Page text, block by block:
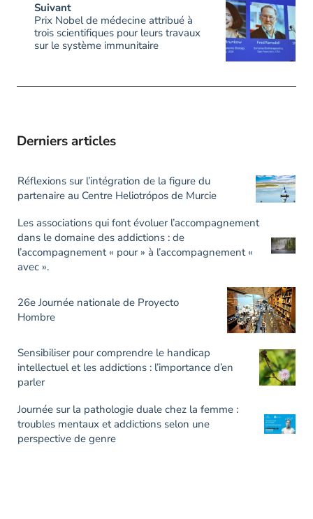
Suivant
Prix Nobel de médecine attribué à
trois scientifiques pour leurs travaux
sur le système immunitaire
Derniers articles
Réflexions sur l’intégration de la figure du
partenaire au Centre Heliotrópos de Murcie
Les associations qui font évoluer l’accompagnement
dans le domaine des addictions : de
l’accompagnement « pour » à l’accompagnement «
avec ».
26e Journée nationale de Proyecto
Hombre
Sensibiliser pour comprendre le handicap
intellectuel et les addictions : l’importance d’en
parler
Journée sur la pathologie duale chez la femme :
troubles mentaux et addictions selon une
perspective de genre